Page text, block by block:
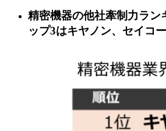
精密機器の他社牽制力ラ
ップ3はキヤノン、セイコ